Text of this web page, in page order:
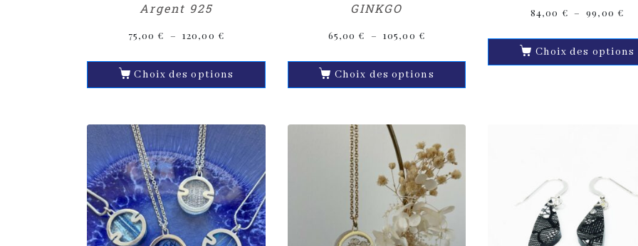
Argent 925
75,00 € – 120,00 €
Choix des options
GINKGO
65,00 € – 105,00 €
Choix des options
84,00 € – 99,00 €
Choix des options